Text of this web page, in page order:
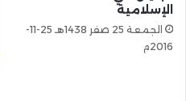
الإسلامية
الجمعة 25 صفر 1438هـ 25-11-
2016م